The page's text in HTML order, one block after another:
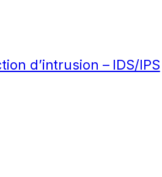
d’intrusion – IDS/IPS